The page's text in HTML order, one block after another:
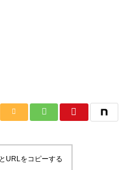
URLをコピーする